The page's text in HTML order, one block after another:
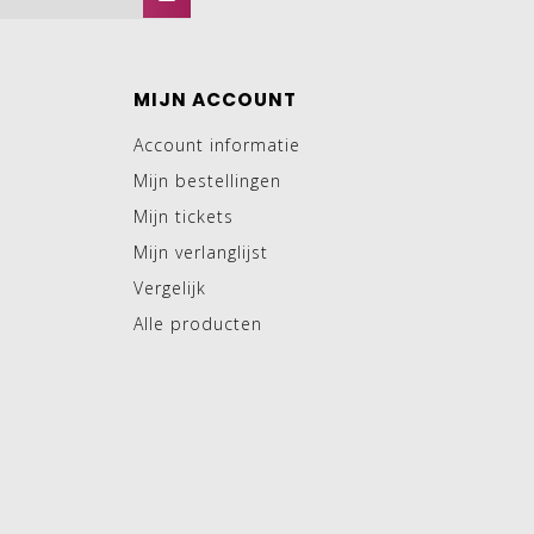
MIJN ACCOUNT
Account informatie
Mijn bestellingen
Mijn tickets
Mijn verlanglijst
Vergelijk
Alle producten